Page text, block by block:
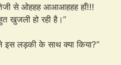
से ओहहह आआआहहह हाँ!!!
खुजली हो रही है।”
इस लड़की के साथ क्या किया?”